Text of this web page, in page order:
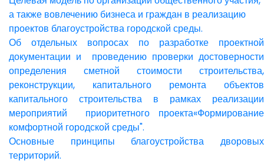
а также вовлечению бизнеса и граждан в реализацию
проектов благоустройства городской среды.
Об отдельных вопросах по разработке проектной
документации и проведению проверки достоверности
определения сметной стоимости строительства,
реконструкции, капитального ремонта объектов
капитального строительства в рамках реализации
мероприятий приоритетного проекта«Формирование
комфортной городской среды".
Основные принципы благоустройства дворовых
территорий.